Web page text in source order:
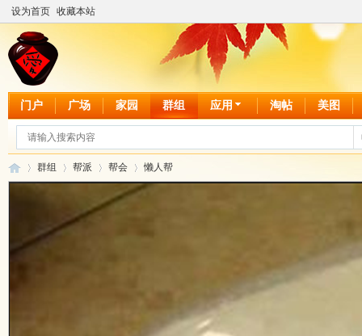
设为首页 收藏本站
门户 广场 家园 群组 应用 淘帖 美图
群组 帮派 帮会 懒人帮